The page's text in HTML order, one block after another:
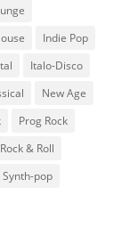
Indie Pop
Italo-Disco
New Age
Prog Rock
Rock & Roll
Synth-pop